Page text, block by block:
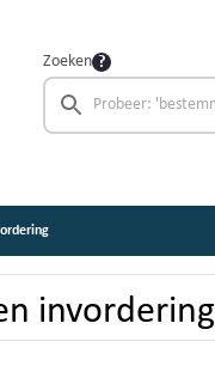
Zoeken
invordering